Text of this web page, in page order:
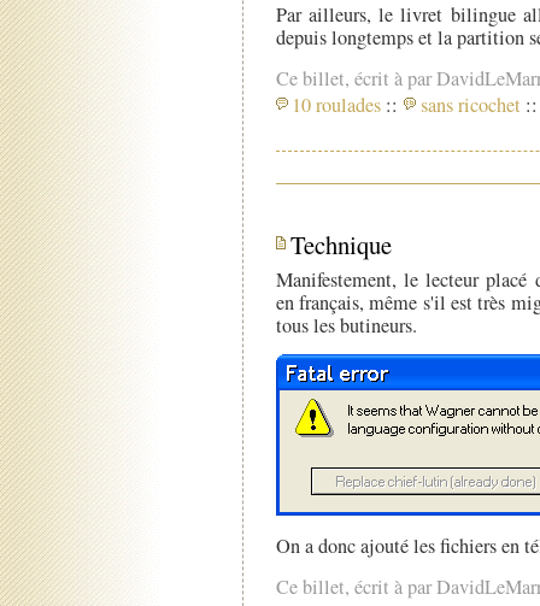
Par ailleurs, le livret bilingue
depuis longtemps et la partition
Ce billet, écrit à par
10 roulades :: sans ricochet ::
Technique
Manifestement, le lecteur placé
en français, même s'il est très
tous les butineurs.
On a donc ajouté les fichiers en
Ce billet, écrit à par